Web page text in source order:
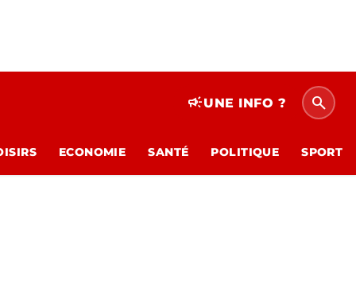
campaignUNE INFO ? search
ECONOMIE SANTÉ POLITIQUE SPORT